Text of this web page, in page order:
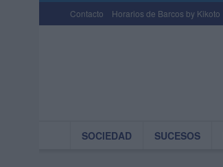
Contacto Horarios de Barcos by Kikoto
SOCIEDAD SUCESOS